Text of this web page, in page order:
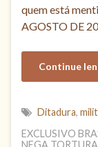
quem está
AGOSTO DE
Continue
Ditadura,
EXCLUSIVO
NEGA